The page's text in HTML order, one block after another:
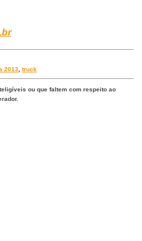
2013,truck
ou que faltem com respeito ao